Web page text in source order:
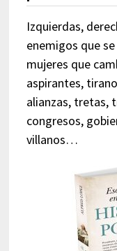
Izquierdas,
enemigos que
mujeres que
aspirantes,
alianzas, tretas,
congresos,
villanos…